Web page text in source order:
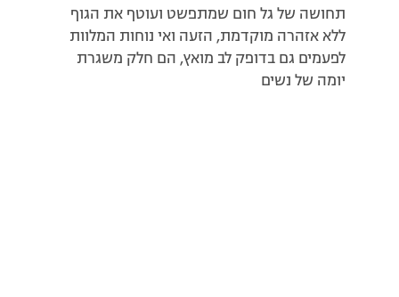
תחושה של גל חום שמתפשט ועוטף את הגוף
ללא אזהרה מוקדמת, הזעה ואי נוחות המלוות
לפעמים גם בדופק לב מואץ, הם חלק משגרת
יומה של נשים